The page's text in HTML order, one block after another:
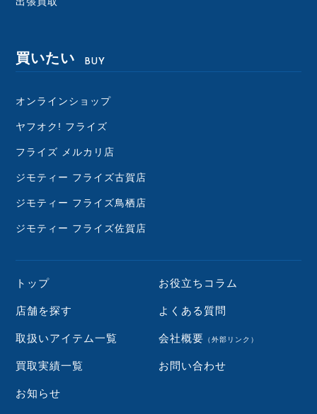
買いたい BUY
オンラインショップ
ヤフオク! フライズ
フライズ メルカリ店
ジモティー フライズ古賀店
ジモティー フライズ鳥栖店
ジモティー フライズ佐賀店
トップ
店舗を探す
取扱いアイテム一覧
買取実績一覧
お知らせ
お役立ちコラム
よくある質問
会社概要 （外部リンク）
お問い合わせ